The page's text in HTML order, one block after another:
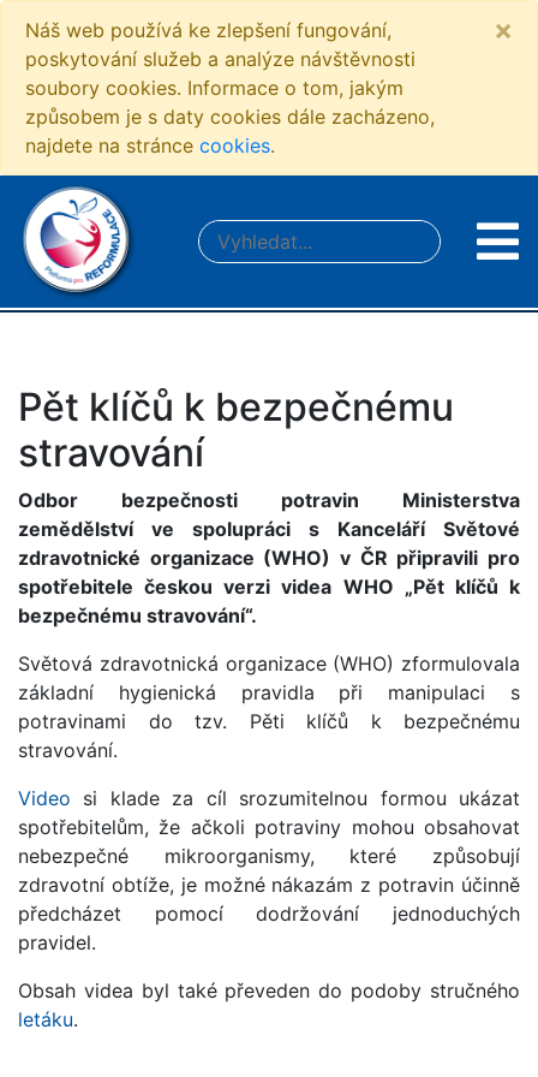
Náš web používá ke zlepšení fungování,
poskytování služeb a analýze návštěvnosti
soubory cookies. Informace o tom, jakým
způsobem je s daty cookies dále zacházeno,
najdete na stránce cookies.
×
Pět klíčů k bezpečnému
stravování
Odbor bezpečnosti potravin Ministerstva
zemědělství ve spolupráci s Kanceláří Světové
zdravotnické organizace (WHO) v ČR připravili pro
spotřebitele českou verzi videa WHO „Pět klíčů k
bezpečnému stravování“.
Světová zdravotnická organizace (WHO) zformulovala
základní hygienická pravidla při manipulaci s
potravinami do tzv. Pěti klíčů k bezpečnému
stravování.
Video si klade za cíl srozumitelnou formou ukázat
spotřebitelům, že ačkoli potraviny mohou obsahovat
nebezpečné mikroorganismy, které způsobují
zdravotní obtíže, je možné nákazám z potravin účinně
předcházet pomocí dodržování jednoduchých
pravidel.
Obsah videa byl také převeden do podoby stručného
letáku.